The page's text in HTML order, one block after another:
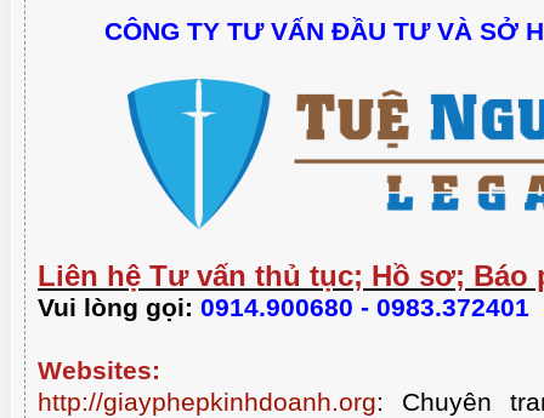
CÔNG TY TƯ VẤN ĐẦU TƯ VÀ SỞ
Liên hệ Tư vấn thủ tục; Hồ sơ; Báo
Vui lòng gọi: 0914.900680 - 0983.372401
Websites:
http://giayphepkinhdoanh.org:
Chuyên